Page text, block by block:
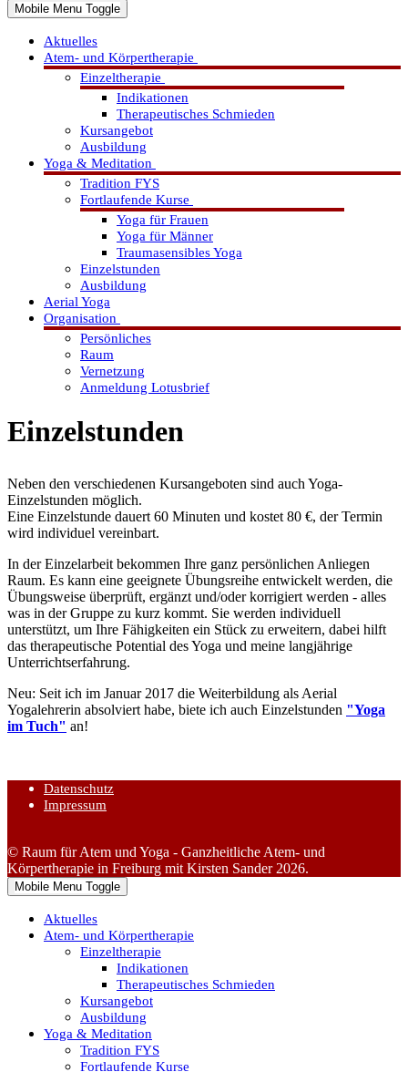
Mobile Menu Toggle
Aktuelles
Atem- und Körpertherapie
Einzeltherapie
Indikationen
Therapeutisches Schmieden
Kursangebot
Ausbildung
Yoga & Meditation
Tradition FYS
Fortlaufende Kurse
Yoga für Frauen
Yoga für Männer
Traumasensibles Yoga
Einzelstunden
Ausbildung
Aerial Yoga
Organisation
Persönliches
Raum
Vernetzung
Anmeldung Lotusbrief
Einzelstunden
Neben den verschiedenen Kursangeboten sind auch Yoga-
Einzelstunden möglich.
Eine Einzelstunde dauert 60 Minuten und kostet 80 €, der Termin
wird individuel vereinbart.
In der Einzelarbeit bekommen Ihre ganz persönlichen Anliegen
Raum. Es kann eine geeignete Übungsreihe entwickelt werden, die
Übungsweise überprüft, ergänzt und/oder korrigiert werden - alles
was in der Gruppe zu kurz kommt. Sie werden individuell
unterstützt, um Ihre Fähigkeiten ein Stück zu erweitern, dabei hilft
das therapeutische Potential des Yoga und meine langjährige
Unterrichtserfahrung.
Neu: Seit ich im Januar 2017 die Weiterbildung als Aerial
Yogalehrerin absolviert habe, biete ich auch Einzelstunden "Yoga
im Tuch" an!
Datenschutz
Impressum
© Raum für Atem und Yoga - Ganzheitliche Atem- und
Körpertherapie in Freiburg mit Kirsten Sander 2026.
Mobile Menu Toggle
Aktuelles
Atem- und Körpertherapie
Einzeltherapie
Indikationen
Therapeutisches Schmieden
Kursangebot
Ausbildung
Yoga & Meditation
Tradition FYS
Fortlaufende Kurse